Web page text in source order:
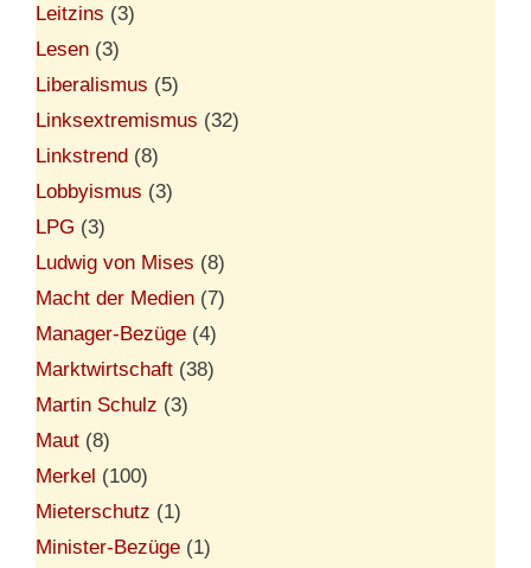
Leitzins (3)
Lesen (3)
Liberalismus (5)
Linksextremismus (32)
Linkstrend (8)
Lobbyismus (3)
LPG (3)
Ludwig von Mises (8)
Macht der Medien (7)
Manager-Bezüge (4)
Marktwirtschaft (38)
Martin Schulz (3)
Maut (8)
Merkel (100)
Mieterschutz (1)
Minister-Bezüge (1)